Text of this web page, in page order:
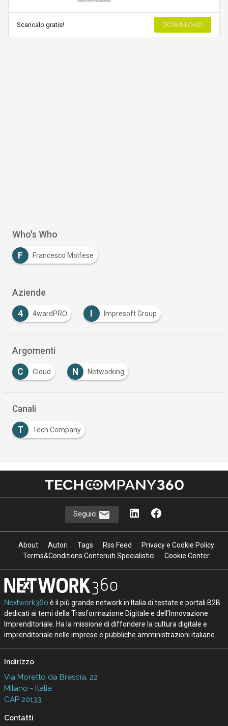
Scaricalo gratis! DOWNLOAD
Who's Who
F Francesco Molfese
Aziende
4 4wardPRO Impresoft Group
Argomenti
C Cloud N Networking
Canali
T Tech Company
Seguici
About Autori Tags Rss Feed
Privacy e Cookie Policy
Terms&Conditions Contenuti Specialistici
Cookie Center
Nextwork360 è il più grande network in Italia di testate e portali B2B
dedicati ai temi della Trasformazione Digitale e dell’Innovazione
Imprenditoriale. Ha la missione di diffondere la cultura digitale e
imprenditoriale nelle imprese e pubbliche amministrazioni italiane.
Indirizzo
Via Moretto da Brescia, 22
Milano - Italia
CAP 20133
Contatti